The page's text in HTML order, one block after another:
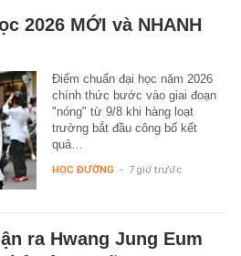
2026 MỚI và NHANH
Điểm chuẩn đại học năm 2026
chính thức bước vào giai đoạn
"nóng" từ 9/8 khi hàng loạt
trường bắt đầu công bố kết
quả…
HỌC ĐƯỜNG - 7 giờ trước
ra Hwang Jung Eum